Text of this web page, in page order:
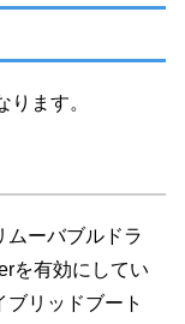
ます。
ムーバブルドラ
を有効にしてい
リッドブート